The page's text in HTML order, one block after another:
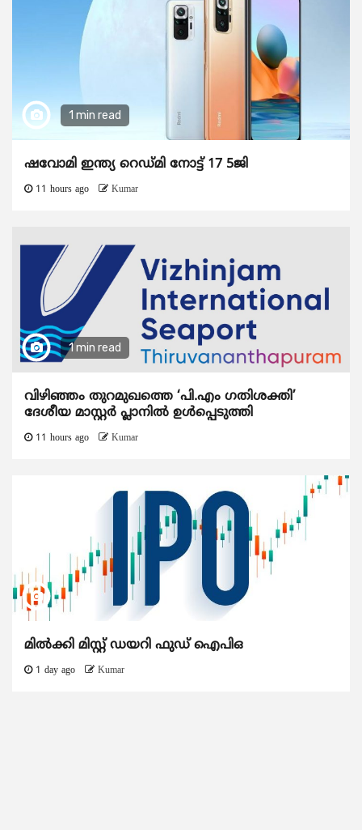
1 min read
ഷവോമി ഇന്ത്യ റെഡ്മി നോട്ട് 17 5ജി
11 hours ago Kumar
1 min read
വിഴിഞ്ഞം തുറമുഖത്തെ ‘പി.എം ഗതിശക്തി’
ദേശീയ മാസ്റ്റർ പ്ലാനിൽ ഉൾപ്പെടുത്തി
11 hours ago Kumar
മിൽക്കി മിസ്റ്റ് ഡയറി ഫുഡ് ഐപിഒ
1 day ago Kumar